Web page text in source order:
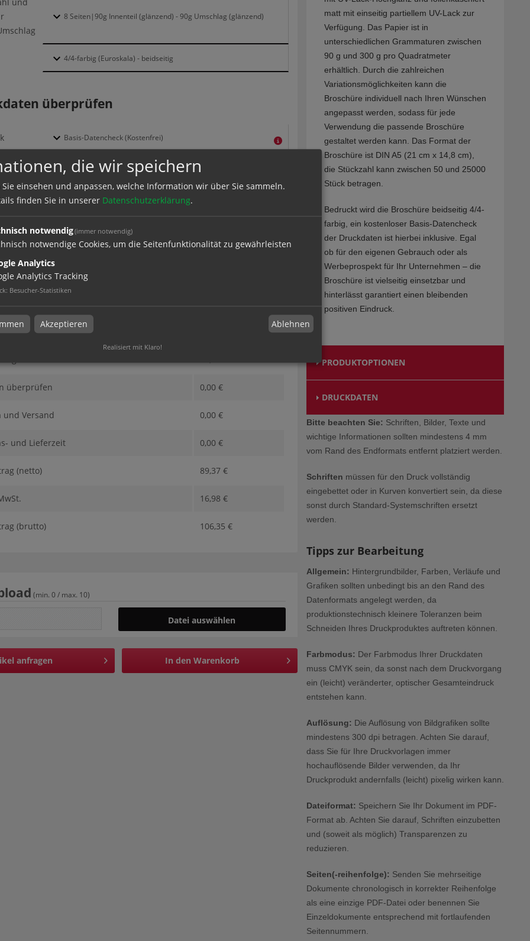
und
überprüfen
und Versand
im Überblick
überprüfen 0,00 €
und Versand 0,00 €
und Lieferzeit 0,00 €
(netto) 89,37 €
16,98 €
(brutto) 106,35 €
(min. 0 / max. 10)
Datei auswählen
anfragen In den Warenkorb
matt mit einseitig partiellem UV-Lack zur
Verfügung. Das Papier ist in
unterschiedlichen Grammaturen zwischen
90 g und 300 g pro Quadratmeter
erhältlich. Durch die zahlreichen
Variationsmöglichkeiten kann die
Broschüre individuell nach Ihren Wünschen
angepasst werden, sodass für jede
Verwendung die passende Broschüre
gestaltet werden kann. Das Format der
Broschüre ist DIN A5 (21 cm x 14,8 cm),
die Stückzahl kann zwischen 50 und 25000
Stück betragen.
Bedruckt wird die Broschüre beidseitig 4/4-
farbig, ein kostenloser Basis-Datencheck
der Druckdaten ist hierbei inklusive. Egal
ob für den eigenen Gebrauch oder als
Werbeprospekt für Ihr Unternehmen – die
Broschüre ist vielseitig einsetzbar und
hinterlässt garantiert einen bleibenden
positiven Eindruck.
PRODUKTOPTIONEN
DRUCKDATEN
Bitte beachten Sie: Schriften, Bilder, Texte und
wichtige Informationen sollten mindestens 4 mm
vom Rand des Endformats entfernt platziert werden.
Schriften müssen für den Druck vollständig
eingebettet oder in Kurven konvertiert sein, da diese
sonst durch Standard-Systemschriften ersetzt
werden.
Tipps zur Bearbeitung
Allgemein: Hintergrundbilder, Farben, Verläufe und
Grafiken sollten unbedingt bis an den Rand des
Datenformats angelegt werden, da
produktionstechnisch kleinere Toleranzen beim
Schneiden Ihres Druckproduktes auftreten können.
Farbmodus: Der Farbmodus Ihrer Druckdaten
muss CMYK sein, da sonst nach dem Druckvorgang
ein (leicht) veränderter, optischer Gesamteindruck
entstehen kann.
Auflösung: Die Auflösung von Bildgrafiken sollte
mindestens 300 dpi betragen. Achten Sie darauf,
dass Sie für Ihre Druckvorlagen immer
hochauflösende Bilder verwenden, da Ihr
Druckprodukt andernfalls (leicht) pixelig wirken kann.
Dateiformat: Speichern Sie Ihr Dokument im PDF-
Format ab. Achten Sie darauf, Schriften einzubetten
und (soweit als möglich) Transparenzen zu
reduzieren.
Seiten(-reihenfolge): Senden Sie mehrseitige
Dokumente chronologisch in korrekter Reihenfolge
als eine einzige PDF-Datei oder benennen Sie
Einzeldokumente entsprechend mit fortlaufenden
Seitennummern.
die wir speichern
einsehen und anpassen, welche Information wir über Sie sammeln.
finden Sie in unserer Datenschutzerklärung.
notwendig(immer notwendig)
notwendige Cookies, um die Seitenfunktionalität zu gewährleisten
Analytics
Analytics Tracking
: Besucher-Statistiken
Akzeptieren Ablehnen
Realisiert mit Klaro!